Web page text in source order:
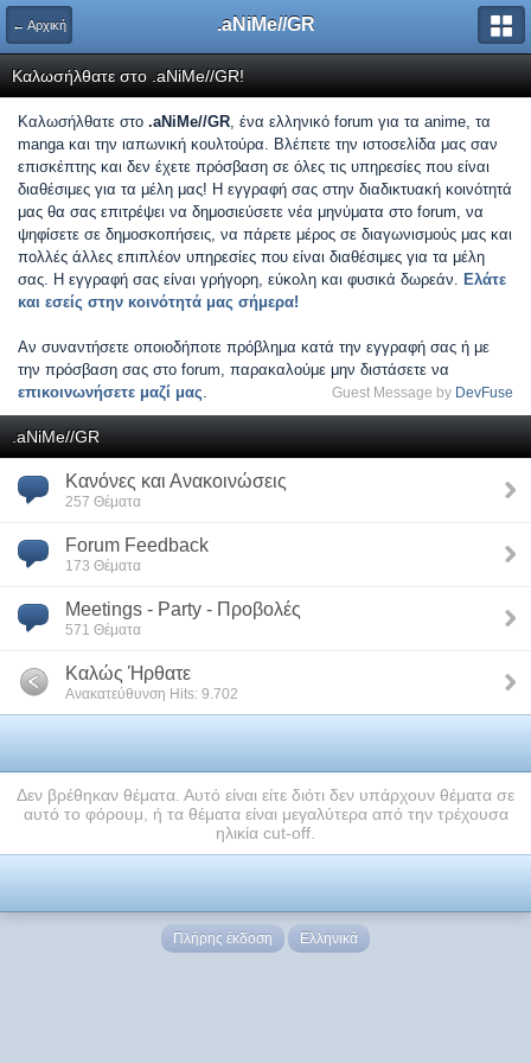
← Αρχική .aNiMe//GR
Καλωσήλθατε στο .aNiMe//GR!
Καλωσήλθατε στο .aNiMe//GR, ένα ελληνικό forum για τα anime, τα
manga και την ιαπωνική κουλτούρα. Βλέπετε την ιστοσελίδα μας σαν
επισκέπτης και δεν έχετε πρόσβαση σε όλες τις υπηρεσίες που είναι
διαθέσιμες για τα μέλη μας! Η εγγραφή σας στην διαδικτυακή κοινότητά
μας θα σας επιτρέψει να δημοσιεύσετε νέα μηνύματα στο forum, να
ψηφίσετε σε δημοσκοπήσεις, να πάρετε μέρος σε διαγωνισμούς μας και
πολλές άλλες επιπλέον υπηρεσίες που είναι διαθέσιμες για τα μέλη
σας. Η εγγραφή σας είναι γρήγορη, εύκολη και φυσικά δωρεάν. Ελάτε
και εσείς στην κοινότητά μας σήμερα!
Αν συναντήσετε οποιοδήποτε πρόβλημα κατά την εγγραφή σας ή με
την πρόσβαση σας στο forum, παρακαλούμε μην διστάσετε να
επικοινωνήσετε μαζί μας. Guest Message by DevFuse
.aNiMe//GR
Κανόνες και Ανακοινώσεις
257 Θέματα
Forum Feedback
173 Θέματα
Meetings - Party - Προβολές
571 Θέματα
Καλώς Ήρθατε
Ανακατεύθυνση Hits: 9.702
Δεν βρέθηκαν θέματα. Αυτό είναι είτε διότι δεν υπάρχουν θέματα σε
αυτό το φόρουμ, ή τα θέματα είναι μεγαλύτερα από την τρέχουσα
ηλικία cut-off.
Πλήρης έκδοση Ελληνικά